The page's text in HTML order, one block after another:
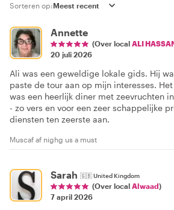
Sorteren op:
Annette
(Over local ALI
20 juli 2026
Ali was een geweldige lokale gids. Hij
paste de tour aan op mijn interesses.
was een heerlijk diner met zeevruchten
- zo vers en voor een zeer schappelijke
diensten ten zeerste aan.
Muscaf af nighg us a must
Sarah 🇬🇧United Kingdom
(Over local Alwaad)
7 april 2026